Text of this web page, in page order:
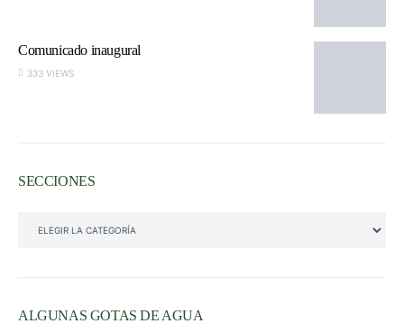
Comunicado inaugural
333 VIEWS
SECCIONES
ALGUNAS GOTAS DE AGUA